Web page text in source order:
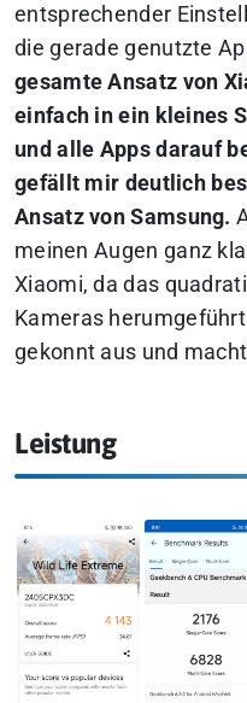
entsprechender
die gerade genutzte
gesamte Ansatz von
einfach in ein kleines
und alle Apps darauf
gefällt mir deutlich
Ansatz von Samsung.
meinen Augen ganz
Xiaomi, da das
Kameras
gekonnt aus und
Leistung